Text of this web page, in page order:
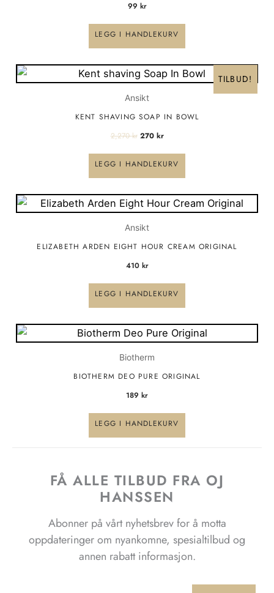
99 kr
LEGG I HANDLEKURV
TILBUD!
Ansikt
KENT SHAVING SOAP IN BOWL
2,270kr
Opprinnelig
pris
var:
2,270 kr.
270 kr
Nåværende
pris
er:
LEGG I HANDLEKURV
Ansikt
ELIZABETH ARDEN EIGHT HOUR CREAM ORIGINAL
410 kr
LEGG I HANDLEKURV
Biotherm
BIOTHERM DEO PURE ORIGINAL
189 kr
LEGG I HANDLEKURV
FÅ ALLE TILBUD FRA OJ
HANSSEN
Abonner på vårt nyhetsbrev for å motta
oppdateringer om nyankomne, spesialtilbud og
annen rabatt informasjon.